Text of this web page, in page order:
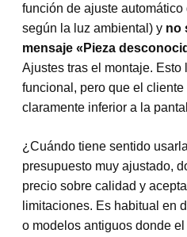
función de ajuste
según la luz ambiental) y no
mensaje «Pieza
Ajustes tras el montaje.
funcional, pero que el
claramente inferior a la
¿Cuándo tiene sentido
presupuesto muy ajustado,
precio sobre calidad y
limitaciones. Es habitual en
o modelos antiguos donde